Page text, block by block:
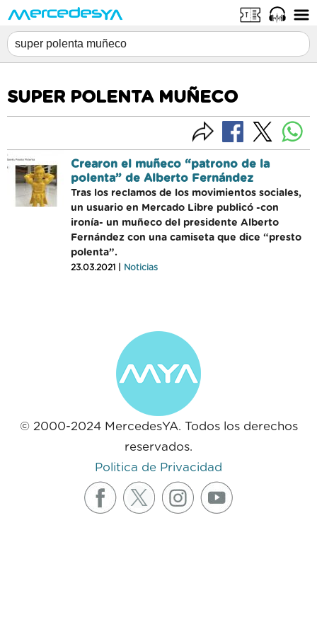
SUPER POLENTA MUÑECO
Crearon el muñeco “patrono de la
polenta” de Alberto Fernández
Tras los reclamos de los movimientos sociales,
un usuario en Mercado Libre publicó -con
ironía- un muñeco del presidente Alberto
Fernández con una camiseta que dice “presto
polenta”.
23.03.2021 | Noticias
© 2000-2024 MercedesYA. Todos los derechos
reservados.
Politica de Privacidad